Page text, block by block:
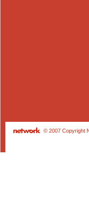
© 2007 Copyright